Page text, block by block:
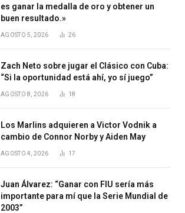
es ganar la medalla de oro y obtener un
buen resultado.»
AGOSTO 5, 2026 26
Zach Neto sobre jugar el Clásico con Cuba:
“Si la oportunidad está ahí, yo sí juego”
AGOSTO 8, 2026 18
Los Marlins adquieren a Victor Vodnik a
cambio de Connor Norby y Aiden May
AGOSTO 4, 2026 17
Juan Álvarez: “Ganar con FIU sería más
importante para mí que la Serie Mundial de
2003”